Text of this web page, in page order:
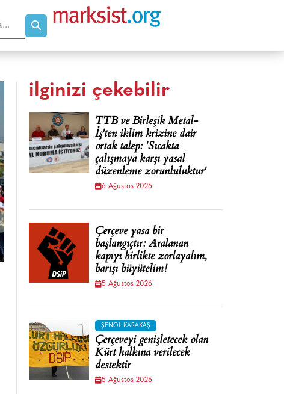
ilginizi çekebilir
TTB ve Birleşik Metal-
İş'ten iklim krizine dair
ortak talep: 'Sıcakta
çalışmaya karşı yasal
düzenleme zorunluluktur'
6 Ağustos 2026
Çerçeve yasa bir
başlangıçtır: Aralanan
kapıyı birlikte zorlayalım,
barışı büyütelim!
5 Ağustos 2026
ŞENOL KARAKAŞ
Çerçeveyi genişletecek olan
Kürt halkına verilecek
destektir
5 Ağustos 2026